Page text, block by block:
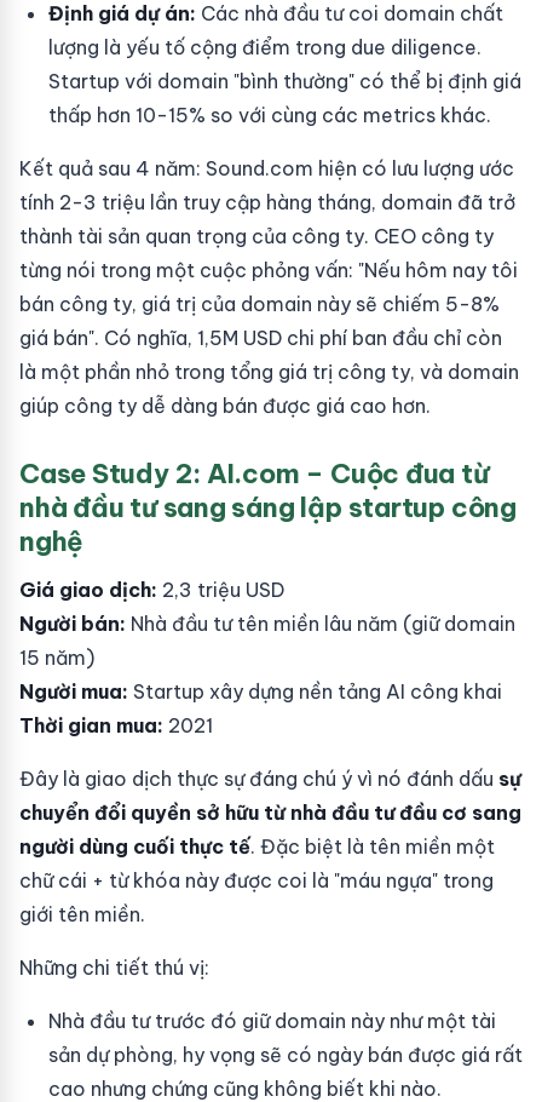
Định giá dự án: Các nhà đầu tư coi domain chất
lượng là yếu tố cộng điểm trong due diligence.
Startup với domain "bình thường" có thể bị định giá
thấp hơn 10-15% so với cùng các metrics khác.
Kết quả sau 4 năm: Sound.com hiện có lưu lượng ước
tính 2-3 triệu lần truy cập hàng tháng, domain đã trở
thành tài sản quan trọng của công ty. CEO công ty
từng nói trong một cuộc phỏng vấn: "Nếu hôm nay tôi
bán công ty, giá trị của domain này sẽ chiếm 5-8%
giá bán". Có nghĩa, 1,5M USD chi phí ban đầu chỉ còn
là một phần nhỏ trong tổng giá trị công ty, và domain
giúp công ty dễ dàng bán được giá cao hơn.
Case Study 2: AI.com – Cuộc đua từ
nhà đầu tư sang sáng lập startup công
nghệ
Giá giao dịch: 2,3 triệu USD
Người bán: Nhà đầu tư tên miền lâu năm (giữ domain
15 năm)
Người mua: Startup xây dựng nền tảng AI công khai
Thời gian mua: 2021
Đây là giao dịch thực sự đáng chú ý vì nó đánh dấu sự
chuyển đổi quyền sở hữu từ nhà đầu tư đầu cơ sang
người dùng cuối thực tế. Đặc biệt là tên miền một
chữ cái + từ khóa này được coi là "máu ngựa" trong
giới tên miền.
Những chi tiết thú vị:
Nhà đầu tư trước đó giữ domain này như một tài
sản dự phòng, hy vọng sẽ có ngày bán được giá rất
cao nhưng chứng cũng không biết khi nào.